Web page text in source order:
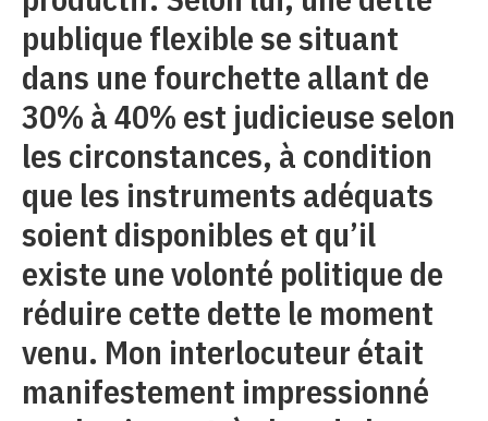
publique flexible se situant
dans une fourchette allant de
30% à 40% est judicieuse selon
les circonstances, à condition
que les instruments adéquats
soient disponibles et qu’il
existe une volonté politique de
réduire cette dette le moment
venu. Mon interlocuteur était
manifestement impressionné